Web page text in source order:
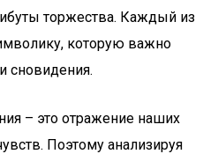
торжества. Каждый из
которую важно
сновидения.
– это отражение наших
Поэтому анализируя